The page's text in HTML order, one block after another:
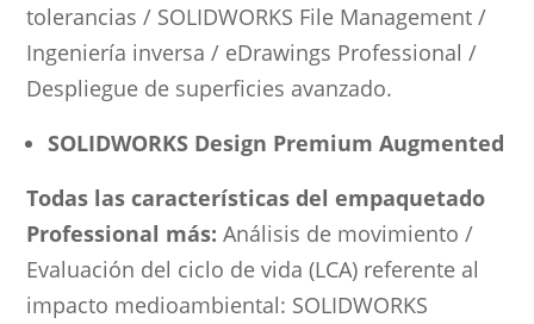
tolerancias / SOLIDWORKS File Management /
Ingeniería inversa / eDrawings Professional /
Despliegue de superficies avanzado.
SOLIDWORKS Design Premium Augmented
Todas las características del empaquetado
Professional más: Análisis de movimiento /
Evaluación del ciclo de vida (LCA) referente al
impacto medioambiental: SOLIDWORKS